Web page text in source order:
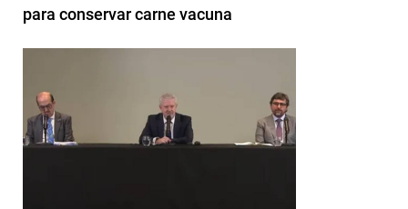
para conservar carne vacuna